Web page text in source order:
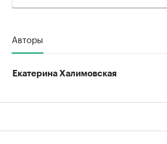
Авторы
Екатерина Халимовская